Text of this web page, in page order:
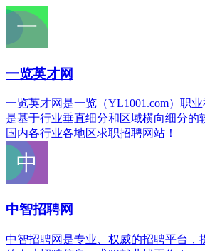
一览英才网
一览英才网是一览（YL1001.com）职业
是基于行业垂直细分和区域横向细分的
国内各行业各地区求职招聘网站！
中智招聘网
中智招聘网是专业、权威的招聘平台，